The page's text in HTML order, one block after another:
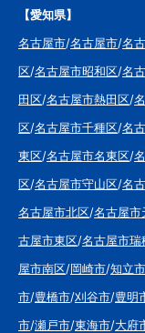
【愛知県】
名古屋市/名古屋市/名
区/名古屋市昭和区/名
田区/名古屋市熱田区/
区/名古屋市千種区/名
東区/名古屋市名東区/
区/名古屋市守山区/名
名古屋市北区/名古屋市
古屋市東区/名古屋市瑞
屋市南区/岡崎市/知立市
市/豊橋市/刈谷市/豊明
市/瀬戸市/東海市/大府